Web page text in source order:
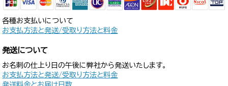
各種お支払いについて
お支払方法と発送/受取り方法と料金
発送について
お名刺の仕上り日の午後に弊社から発送いたします。
お支払方法と発送/受取り方法と料金
発送料金とお届け日数